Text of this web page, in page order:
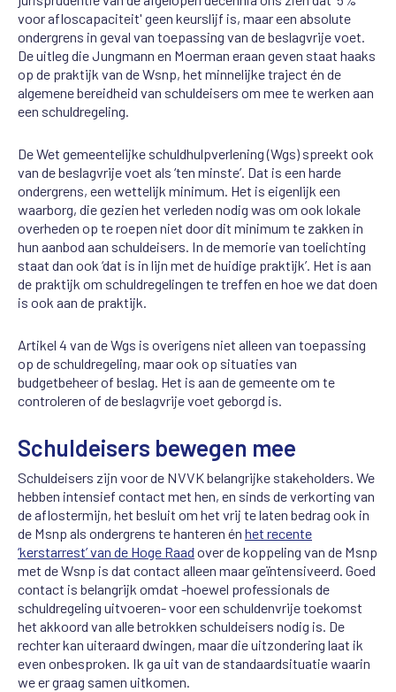
voor afloscapaciteit' geen keurslijf is, maar een absolute
ondergrens in geval van toepassing van de beslagvrije voet.
De uitleg die Jungmann en Moerman eraan geven staat haaks
op de praktijk van de Wsnp, het minnelijke traject én de
algemene bereidheid van schuldeisers om mee te werken aan
een schuldregeling.
De Wet gemeentelijke schuldhulpverlening (Wgs) spreekt ook
van de beslagvrije voet als ‘ten minste’. Dat is een harde
ondergrens, een wettelijk minimum. Het is eigenlijk een
waarborg, die gezien het verleden nodig was om ook lokale
overheden op te roepen niet door dit minimum te zakken in
hun aanbod aan schuldeisers. In de memorie van toelichting
staat dan ook ‘dat is in lijn met de huidige praktijk’. Het is aan
de praktijk om schuldregelingen te treffen en hoe we dat doen
is ook aan de praktijk.
Artikel 4 van de Wgs is overigens niet alleen van toepassing
op de schuldregeling, maar ook op situaties van
budgetbeheer of beslag. Het is aan de gemeente om te
controleren of de beslagvrije voet geborgd is.
Schuldeisers bewegen mee
Schuldeisers zijn voor de NVVK belangrijke stakeholders. We
hebben intensief contact met hen, en sinds de verkorting van
de aflostermijn, het besluit om het vrij te laten bedrag ook in
de Msnp als ondergrens te hanteren én het recente
‘kerstarrest’ van de Hoge Raad over de koppeling van de Msnp
met de Wsnp is dat contact alleen maar geïntensiveerd. Goed
contact is belangrijk omdat -hoewel professionals de
schuldregeling uitvoeren- voor een schuldenvrije toekomst
het akkoord van alle betrokken schuldeisers nodig is. De
rechter kan uiteraard dwingen, maar die uitzondering laat ik
even onbesproken. Ik ga uit van de standaardsituatie waarin
we er graag samen uitkomen.